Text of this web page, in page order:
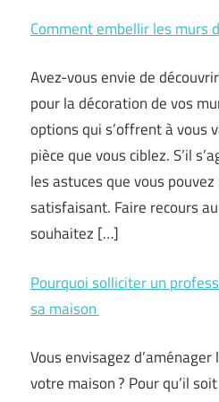
Comment embellir les murs
Avez-vous envie de
pour la décoration de vos
options qui s’offrent à vous
pièce que vous ciblez. S’il
les astuces que vous
satisfaisant. Faire recours
souhaitez […]
Pourquoi solliciter un
sa maison
Vous envisagez
votre maison ? Pour qu’il